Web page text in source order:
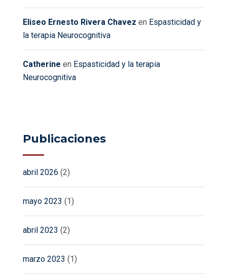
Eliseo Ernesto Rivera Chavez en Espasticidad y
la terapia Neurocognitiva
Catherine en Espasticidad y la terapia
Neurocognitiva
Publicaciones
abril 2026 (2)
mayo 2023 (1)
abril 2023 (2)
marzo 2023 (1)